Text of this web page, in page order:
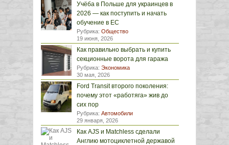
Учёба в Польше для украинцев в
2026 — как поступить и начать
обучение в ЕС
Рубрика: Общество
19 июня, 2026
Как правильно выбрать и купить
секционные ворота для гаража
Рубрика: Экономика
30 мая, 2026
Ford Transit второго поколения:
почему этот «работяга» жив до
сих пор
Рубрика: Автомобили
29 января, 2026
Как AJS и Matchless сделали
Англию мотоциклетной державой